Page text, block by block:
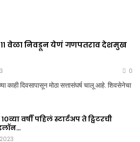
वेळा निवडून येणं गणपतराव देशमुख
0
काही दिवसापासून मोठा सत्तासंघर्ष चालू आहे. शिवसेनेचा
वर्षी पहिलं स्टार्टअप ते ट्विटरची